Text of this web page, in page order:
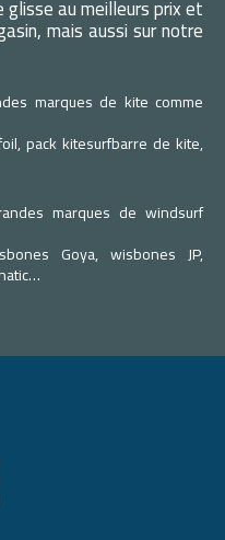
au meilleurs prix et
mais aussi sur notre
marques de kite comme
pack kitesurfbarre de kite,
marques de windsurf
Goya, wisbones JP,